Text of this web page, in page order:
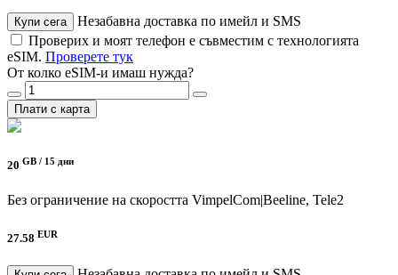
Купи сега
Незабавна доставка по имейл и SMS
Проверих и моят телефон е съвместим с технологията
eSIM. Проверете тук
От колко eSIM-и имаш нужда?
Плати с карта
20 GB / 15 дни
Без ограничение на скоростта VimpelCom|Beeline, Tele2
27.58 EUR